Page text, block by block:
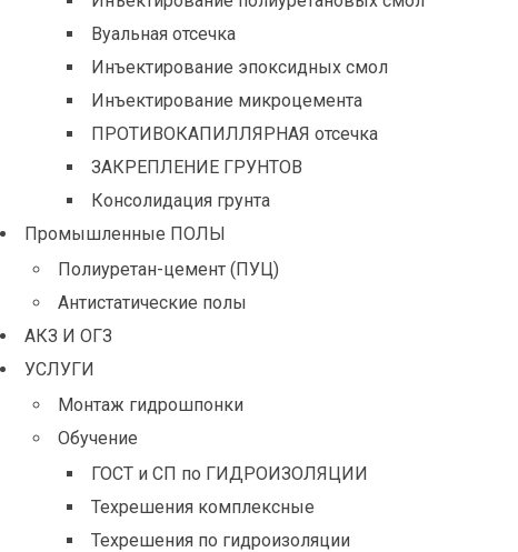
Вуальная отсечка
Инъектирование эпоксидных смол
Инъектирование микроцемента
ПРОТИВОКАПИЛЛЯРНАЯ отсечка
ЗАКРЕПЛЕНИЕ ГРУНТОВ
Консолидация грунта
Промышленные ПОЛЫ
Полиуретан-цемент (ПУЦ)
Антистатические полы
АКЗ И ОГЗ
УСЛУГИ
Монтаж гидрошпонки
Обучение
ГОСТ и СП по ГИДРОИЗОЛЯЦИИ
Техрешения комплексные
Техрешения по гидроизоляции